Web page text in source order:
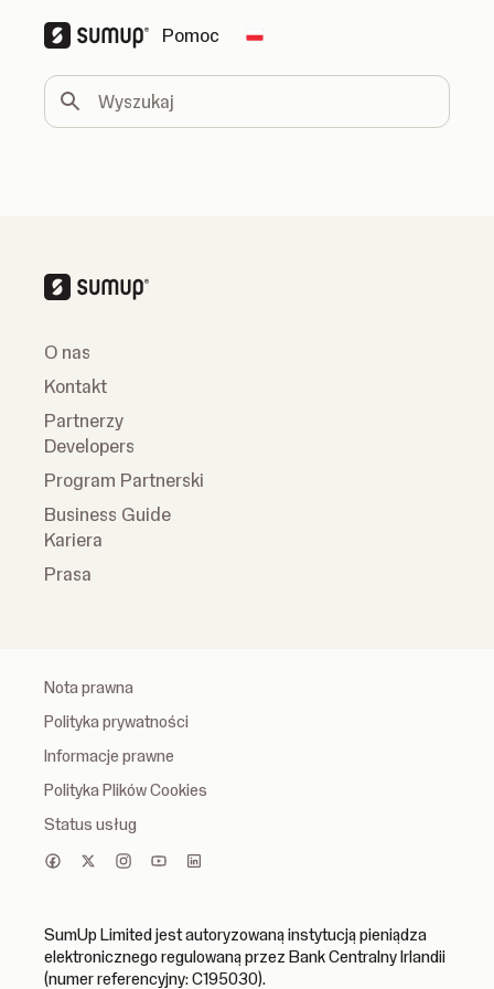
Pomoc Change country
Wyszukaj
O nas
Kontakt
Partnerzy
Developers
Program Partnerski
Business Guide
Kariera
Prasa
Nota prawna
Polityka prywatności
Informacje prawne
Polityka Plików Cookies
Status usług
SumUp Limited jest autoryzowaną instytucją pieniądza
elektronicznego regulowaną przez Bank Centralny Irlandii
(numer referencyjny: C195030).